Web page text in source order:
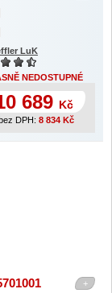
LuK
NEDOSTUPNÉ
689 Kč
DPH: 8 834 Kč
+